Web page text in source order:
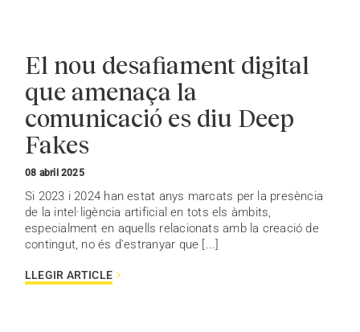
El nou desafiament digital
que amenaça la
comunicació es diu Deep
Fakes
08 abril 2025
Si 2023 i 2024 han estat anys marcats per la presència
de la intel·ligència artificial en tots els àmbits,
especialment en aquells relacionats amb la creació de
contingut, no és d'estranyar que [...]
LLEGIR ARTICLE